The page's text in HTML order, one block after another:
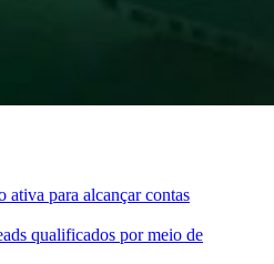
ativa para alcançar contas
qualificados por meio de